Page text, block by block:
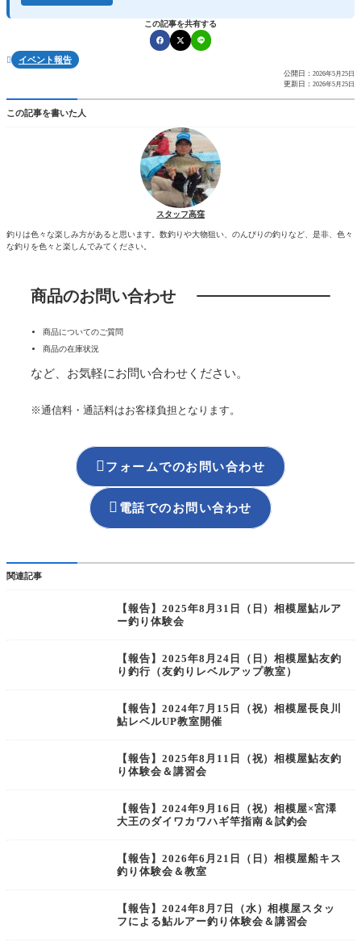
この記事を共有する
 イベント報告
公開日： 2026年5月25日
更新日： 2026年5月25日
この記事を書いた人
スタッフ高窪
釣りは色々な楽しみ方があると思います。数釣りや大物狙い、のんびりの釣りなど、是非、色々
な釣りを色々と楽しんでみてください。
商品のお問い合わせ
商品についてのご質問
商品の在庫状況
など、お気軽にお問い合わせください。
※通信料・通話料はお客様負担となります。
 フォームでのお問い合わせ
 電話でのお問い合わせ
関連記事
【報告】2025年8月31日（日）相模屋鮎ルア
ー釣り体験会
【報告】2025年8月24日（日）相模屋鮎友釣
り釣行（友釣りレベルアップ教室）
【報告】2024年7月15日（祝）相模屋長良川
鮎レベルUP教室開催
【報告】2025年8月11日（祝）相模屋鮎友釣
り体験会＆講習会
【報告】2024年9月16日（祝）相模屋×宮澤
大王のダイワカワハギ竿指南＆試釣会
【報告】2026年6月21日（日）相模屋船キス
釣り体験会＆教室
【報告】2024年8月7日（水）相模屋スタッ
フによる鮎ルアー釣り体験会＆講習会